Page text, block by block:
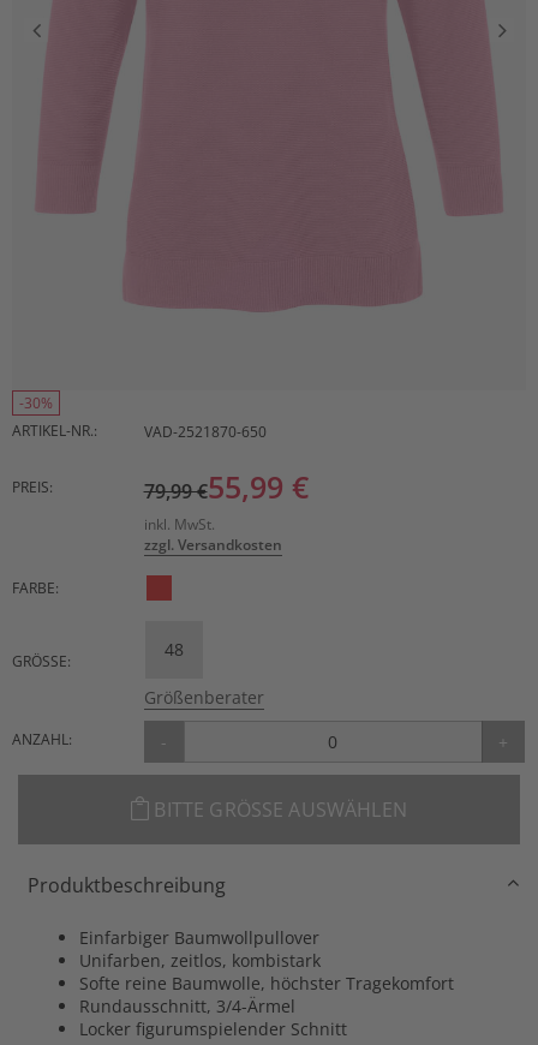
-30%
ARTIKEL-NR.:
VAD-2521870-650
PREIS: 79,99 €55,99 €
inkl. MwSt.
zzgl. Versandkosten
FARBE:
GRÖSSE:
48
Größenberater
ANZAHL: - +
BITTE GRÖSSE AUSWÄHLEN
Produktbeschreibung
Einfarbiger Baumwollpullover
Unifarben, zeitlos, kombistark
Softe reine Baumwolle, höchster Tragekomfort
Rundausschnitt, 3/4-Ärmel
Locker figurumspielender Schnitt